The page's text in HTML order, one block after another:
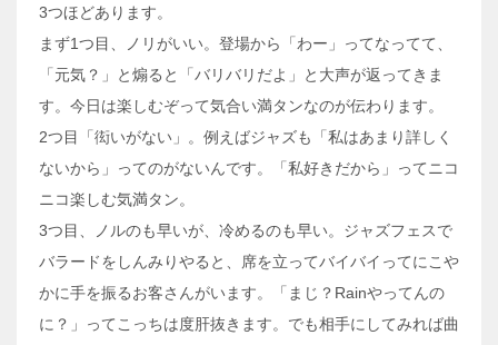
3つほどあります。
まず1つ目、ノリがいい。登場から「わー」ってなってて、
「元気？」と煽ると「バリバリだよ」と大声が返ってきま
す。今日は楽しむぞって気合い満タンなのが伝わります。
2つ目「衒いがない」。例えばジャズも「私はあまり詳しく
ないから」ってのがないんです。「私好きだから」ってニコ
ニコ楽しむ気満タン。
3つ目、ノルのも早いが、冷めるのも早い。ジャズフェスで
バラードをしんみりやると、席を立ってバイバイってにこや
かに手を振るお客さんがいます。「まじ？Rainやってんの
に？」ってこっちは度肝抜きます。でも相手にしてみれば曲